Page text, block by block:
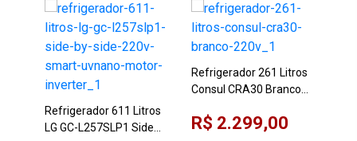
Refrigerador 611 Litros
LG GC-L257SLP1 Side
Refrigerador 261 Litros
Consul CRA30 Branco
R$ 2.299,00